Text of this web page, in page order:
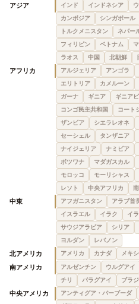
アジア インド インドネシア
カンボジア
シンガポール
トルクメニスタン
ネパー
フィリピン
ベトナム
ラオス
中国 北朝鮮
アフリカ アルジェリア アンゴラ
エリトリア
カメルーン
ガーナ
ギニア ギニア
コンゴ民主共和国
コート
ザンビア
シエラレオネ
セーシェル
タンザニア
ナイジェリア
ナミビア
ボツワナ
マダガスカル
モロッコ
モーリシャス
レソト
中央アフリカ
中東 アフガニスタン アラブ首
イスラエル
イラク イ
サウジアラビア
シリア
ヨルダン
レバノン
北アメリカ アメリカ カナダ メキ
南アメリカ アルゼンチン ウルグアイ
チリ
パラグアイ ブラ
中央アメリカ アンティグア・バーブーダ